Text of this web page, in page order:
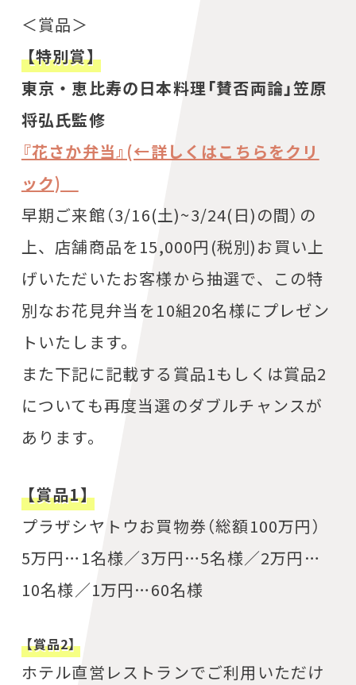
＜賞品＞
【特別賞】
東京・恵比寿の日本料理「賛否両論」笠原
将弘氏監修
『花さか弁当』(←詳しくはこちらをクリ
ック)
早期ご来館（3/16(土)~3/24(日)の間）の
上、店舗商品を15,000円(税別)お買い上
げいただいたお客様から抽選で、この特
別なお花見弁当を10組20名様にプレゼン
トいたします。
また下記に記載する賞品1もしくは賞品2
についても再度当選のダブルチャンスが
あります。
【賞品1】
プラザシヤトウお買物券（総額100万円）
5万円…1名様／3万円…5名様／2万円…
10名様／1万円…60名様
【賞品2】
ホテル直営レストランでご利用いただけ